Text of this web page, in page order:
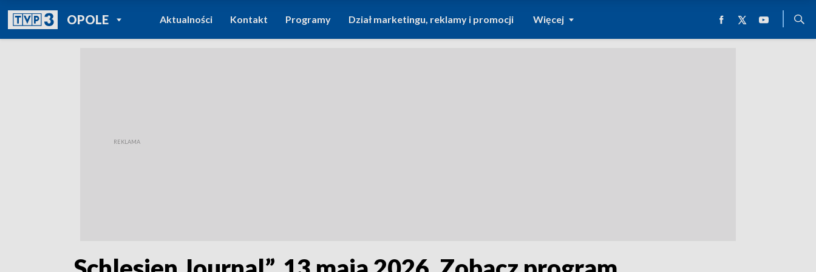
OPOLEPOWRÓT DO
TVP REGIONY
Aktualności Kontakt Programy Dział marketingu, reklamy i promocji Więcej